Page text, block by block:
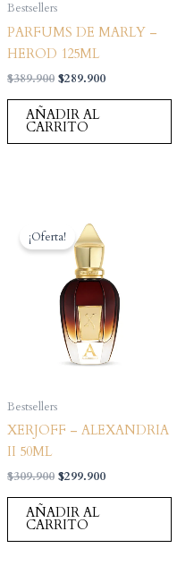
Bestsellers
PARFUMS DE MARLY –
HEROD 125ML
$389.900 El
original
era:
$289.900El
AÑADIR AL
CARRITO
¡Oferta!
Bestsellers
XERJOFF – ALEXANDRIA
II 50ML
$309.900 El
original
era:
$299.900El
AÑADIR AL
CARRITO